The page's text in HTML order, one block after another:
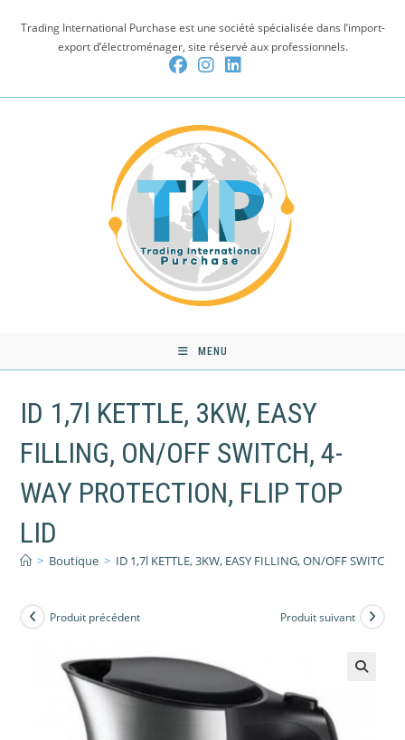
Trading International Purchase est une société spécialisée dans l’import-
export d’électroménager, site réservé aux professionnels.
MENU
ID 1,7l KETTLE, 3KW, EASY
FILLING, ON/OFF SWITCH, 4-
WAY PROTECTION, FLIP TOP
LID
> Boutique > ID 1,7l KETTLE, 3KW, EASY FILLING, ON/OFF SWITCH,
Produit précédent Produit suivant